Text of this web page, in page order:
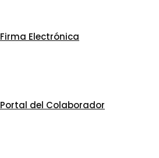
Firma Electrónica
Portal del Colaborador